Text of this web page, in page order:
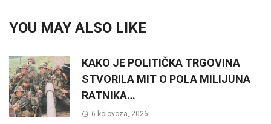
YOU MAY ALSO LIKE
KAKO JE POLITIČKA TRGOVINA
STVORILA MIT O POLA MILIJUNA
RATNIKA…
6 kolovoza, 2026